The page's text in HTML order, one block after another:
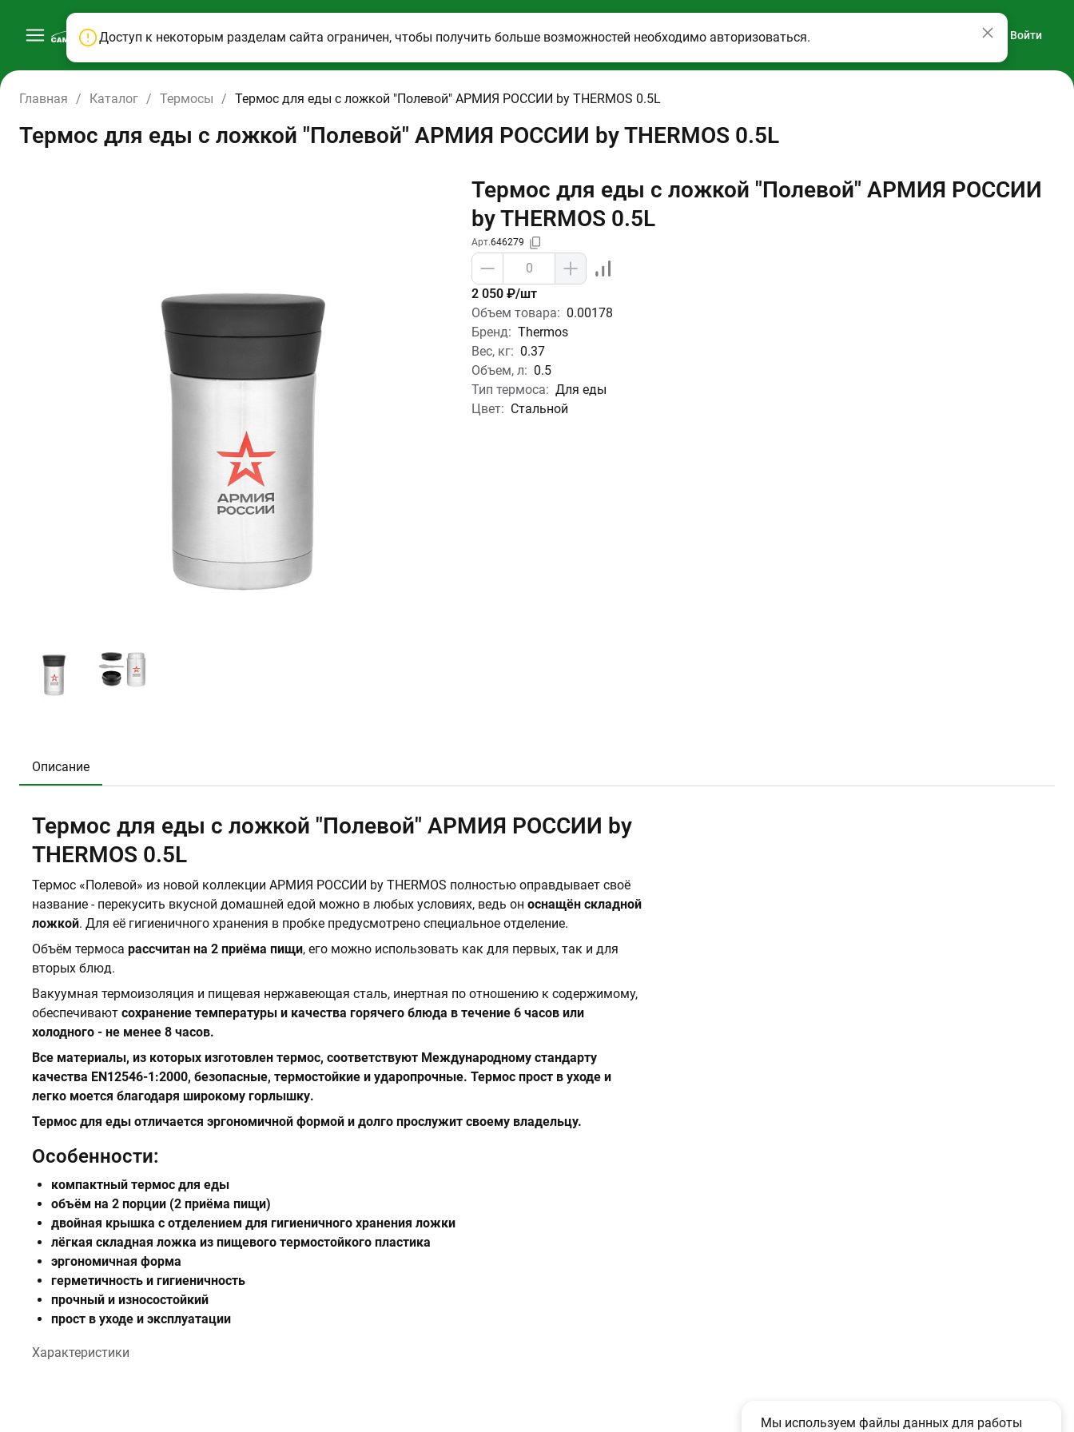
Войти
Главная / Каталог / Термосы / Термос для еды с ложкой "Полевой" АРМИЯ РОССИИ by THERMOS 0.5L
Термос для еды с ложкой "Полевой" АРМИЯ РОССИИ by THERMOS 0.5L
Термос для еды с ложкой "Полевой" АРМИЯ РОССИИ
by THERMOS 0.5L
Арт.646279
2 050 ₽/шт
Объем товара: 0.00178
Бренд: Thermos
Вес, кг: 0.37
Объем, л: 0.5
Тип термоса: Для еды
Цвет: Стальной
Описание
Термос для еды с ложкой "Полевой" АРМИЯ РОССИИ by
THERMOS 0.5L
Термос «Полевой» из новой коллекции АРМИЯ РОССИИ by THERMOS полностью оправдывает своё
название - перекусить вкусной домашней едой можно в любых условиях, ведь он оснащён складной
ложкой. Для её гигиеничного хранения в пробке предусмотрено специальное отделение.
Объём термоса рассчитан на 2 приёма пищи, его можно использовать как для первых, так и для
вторых блюд.
Вакуумная термоизоляция и пищевая нержавеющая сталь, инертная по отношению к содержимому,
обеспечивают сохранение температуры и качества горячего блюда в течение 6 часов или
холодного - не менее 8 часов.
Все материалы, из которых изготовлен термос, соответствуют Международному стандарту
качества EN12546-1:2000, безопасные, термостойкие и ударопрочные. Термос прост в уходе и
легко моется благодаря широкому горлышку.
Термос для еды отличается эргономичной формой и долго прослужит своему владельцу.
Особенности:
компактный термос для еды
объём на 2 порции (2 приёма пищи)
двойная крышка с отделением для гигиеничного хранения ложки
лёгкая складная ложка из пищевого термостойкого пластика
эргономичная форма
герметичность и гигиеничность
прочный и износостойкий
прост в уходе и эксплуатации
Характеристики
Мы используем файлы данных для работы
Доступ к некоторым разделам сайта ограничен, чтобы получить больше возможностей необходимо авторизоваться.